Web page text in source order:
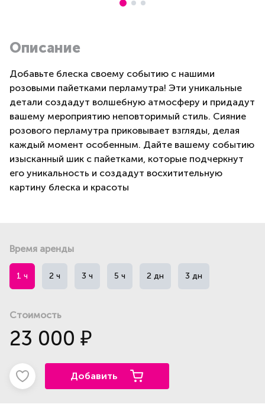
Описание
Добавьте блеска своему событию с нашими
розовыми пайетками перламутра! Эти уникальные
детали создадут волшебную атмосферу и придадут
вашему мероприятию неповторимый стиль. Сияние
розового перламутра приковывает взгляды, делая
каждый момент особенным. Дайте вашему событию
изысканный шик с пайетками, которые подчеркнут
его уникальность и создадут восхитительную
картину блеска и красоты
Время аренды
1 ч 2 ч 3 ч 5 ч 2 дн 3 дн
Стоимость
23 000 ₽
Добавить